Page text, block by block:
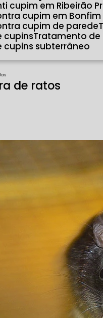
cupim em Ribeirão
cupim em Bonfim
cupim de parede
cupins Tratamento
cupins subterrâneo
de ratos